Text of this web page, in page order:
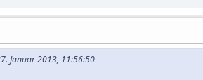
Januar 2013, 11:56:50